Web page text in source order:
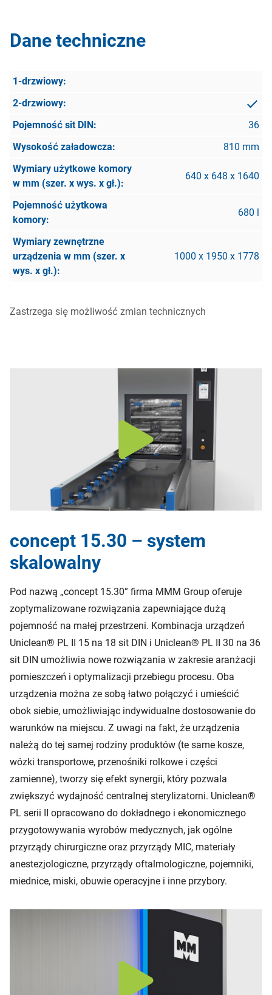
Dane techniczne
36
810 mm
640 x 648 x 1640
680 l
1000 x 1950 x 1778
Zastrzega się możliwość zmian technicznych
concept 15.30 – system
skalowalny
Pod nazwą „concept 15.30” firma MMM Group oferuje
zoptymalizowane rozwiązania zapewniające dużą
pojemność na małej przestrzeni. Kombinacja urządzeń
Uniclean® PL II 15 na 18 sit DIN i Uniclean® PL II 30 na 36
sit DIN umożliwia nowe rozwiązania w zakresie aranżacji
pomieszczeń i optymalizacji przebiegu procesu. Oba
urządzenia można ze sobą łatwo połączyć i umieścić
obok siebie, umożliwiając indywidualne dostosowanie do
warunków na miejscu. Z uwagi na fakt, że urządzenia
należą do tej samej rodziny produktów (te same kosze,
wózki transportowe, przenośniki rolkowe i części
zamienne), tworzy się efekt synergii, który pozwala
zwiększyć wydajność centralnej sterylizatorni. Uniclean®
PL serii II opracowano do dokładnego i ekonomicznego
przygotowywania wyrobów medycznych, jak ogólne
przyrządy chirurgiczne oraz przyrządy MIC, materiały
anestezjologiczne, przyrządy oftalmologiczne, pojemniki,
miednice, miski, obuwie operacyjne i inne przybory.